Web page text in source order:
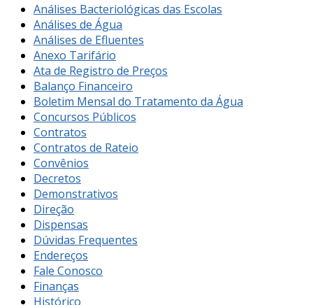
Análises Bacteriológicas das Escolas
Análises de Água
Análises de Efluentes
Anexo Tarifário
Ata de Registro de Preços
Balanço Financeiro
Boletim Mensal do Tratamento da Água
Concursos Públicos
Contratos
Contratos de Rateio
Convênios
Decretos
Demonstrativos
Direção
Dispensas
Dúvidas Frequentes
Endereços
Fale Conosco
Finanças
Histórico